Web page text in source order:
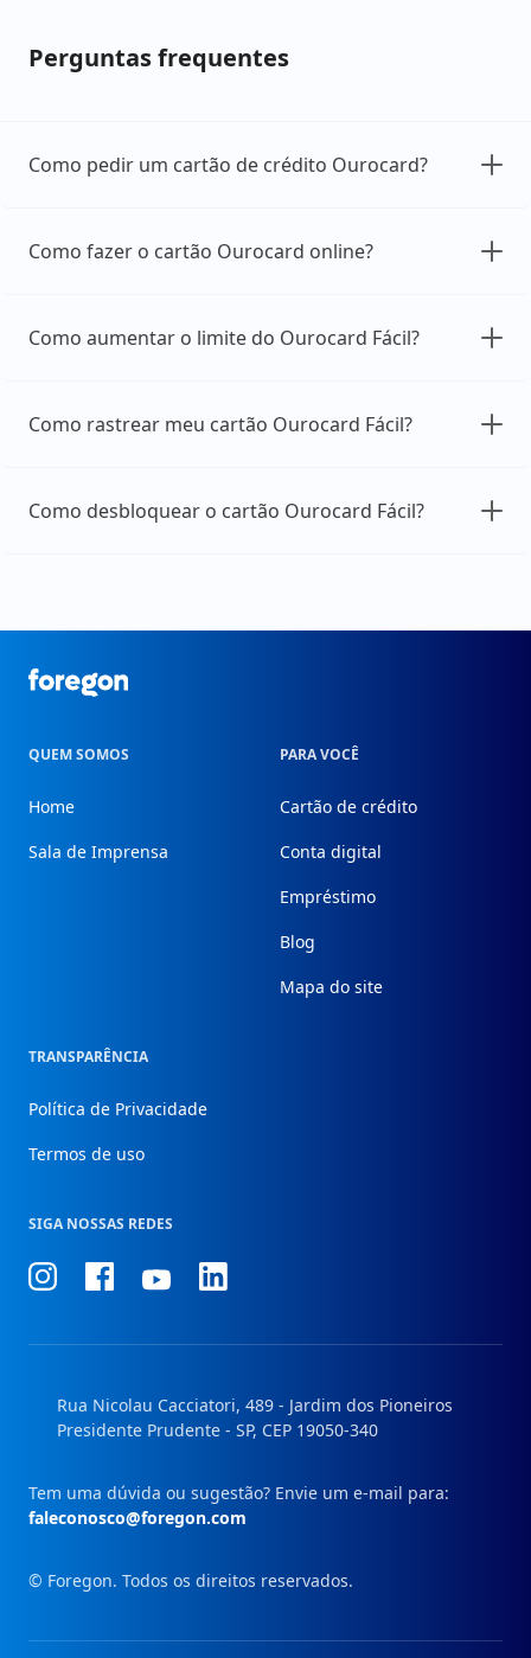
Perguntas frequentes
Como pedir um cartão de crédito Ourocard?
Como fazer o cartão Ourocard online?
Como aumentar o limite do Ourocard Fácil?
Como rastrear meu cartão Ourocard Fácil?
Como desbloquear o cartão Ourocard Fácil?
Foregon.com
QUEM SOMOS
Home
Sala de Imprensa
PARA VOCÊ
Cartão de crédito
Conta digital
Empréstimo
Blog
Mapa do site
TRANSPARÊNCIA
Política de Privacidade
Termos de uso
SIGA NOSSAS REDES
ConheçaConheçaConheçaConheça
Rua Nicolau Cacciatori, 489 - Jardim dos Pioneiros
Presidente Prudente - SP, CEP 19050-340
Tem uma dúvida ou sugestão? Envie um e-mail para:
faleconosco@foregon.com
© Foregon. Todos os direitos reservados.